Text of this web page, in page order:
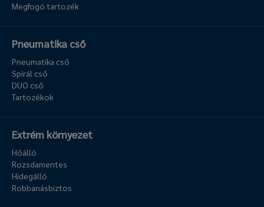
Megfogó tartozék
Pneumatika cső
Pneumatika cső
Spirál cső
DUO cső
Tartozékok
Extrém környezet
Hőálló
Rozsdamentes
Hidegálló
Robbanásbiztos